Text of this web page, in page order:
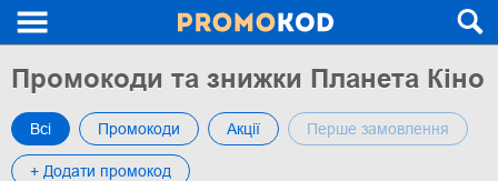
Промокоди та знижки Планета Кіно
Всі Промокоди Акції Перше замовлення
+ Додати промокод